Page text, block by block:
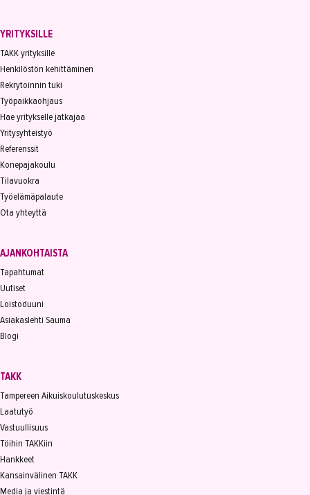
YRITYKSILLE
TAKK yrityksille
Henkilöstön kehittäminen
Rekrytoinnin tuki
Työpaikkaohjaus
Hae yritykselle jatkajaa
Yritysyhteistyö
Referenssit
Konepajakoulu
Tilavuokra
Työelämäpalaute
Ota yhteyttä
AJANKOHTAISTA
Tapahtumat
Uutiset
Loistoduuni
Asiakaslehti Sauma
Blogi
TAKK
Tampereen Aikuiskoulutuskeskus
Laatutyö
Vastuullisuus
Töihin TAKKiin
Hankkeet
Kansainvälinen TAKK
Media ja viestintä